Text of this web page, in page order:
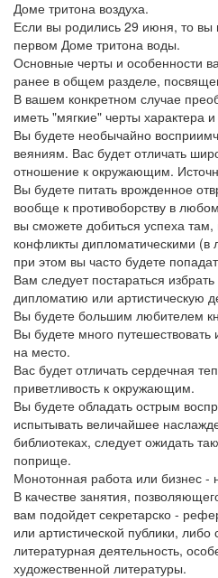
Доме тритона воздуха.
Если вы родились 29 июня, то вы
первом Доме тритона воды.
Основные черты и особенности
ранее в общем разделе,
В вашем конкретном случае
иметь "мягкие" черты характера
Вы будете необычайно
веяниям. Вас будет отличать
отношение к окружающим.
Вы будете питать врожденное
вообще к противоборству в
вы сможете добиться успеха
конфликты дипломатическими
при этом вы часто будете
Вам следует постараться
дипломатию или артистическую
Вы будете большим любителем
Вы будете много путешествовать
на место.
Вас будет отличать сердечная
приветливость к окружающим.
Вы будете обладать острым
испытывать величайшее
библиотеках, следует ожидать
поприще.
Монотонная работа или бизнес -
В качестве занятия,
вам подойдет секретарско -
или артистической публики, либо
литературная деятельность,
художественной литературы.